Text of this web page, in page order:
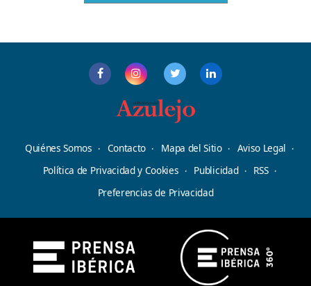
Quiénes Somos Contacto Mapa del Sitio
Aviso Legal
Política de Privacidad y Cookies
Publicidad
RSS
Preferencias de Privacidad